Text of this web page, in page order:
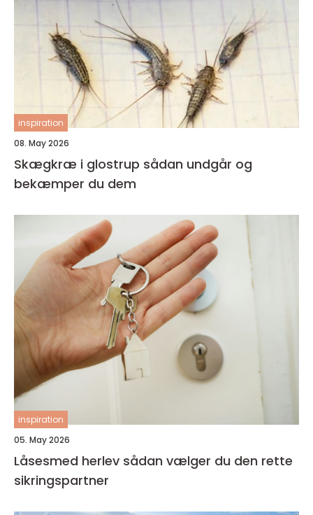
inspiration
08. May 2026
Skægkræ i glostrup sådan undgår og
bekæmper du dem
inspiration
05. May 2026
Låsesmed herlev sådan vælger du den rette
sikringspartner